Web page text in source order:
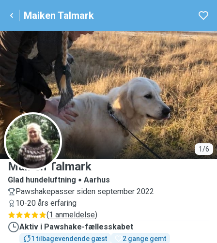
Maiken Talmark
1/6
M
Maiken Talmark
Glad hundeluftning
Aarhus
Pawshakepasser siden september 2022
10-20 års erfaring
(1 anmeldelse)
Aktiv i Pawshake-fællesskabet
1 tilbagevendende gæst
2 gange gemt